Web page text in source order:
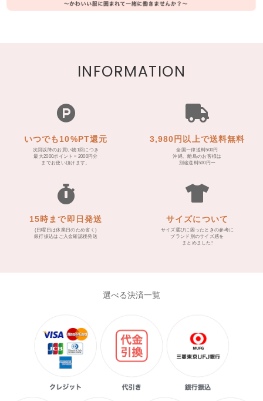
INFORMATION
いつでも10%PT還元
次回以降のお買い物1回につき
最大2000ポイント＝2000円分
までお使い頂けます。
3,980円以上で送料無料
全国一律送料500円
沖縄、離島のお客様は
別途送料500円〜
15時まで即日発送
(日曜日は休業日のため省く)
銀行振込はご入金確認後発送
サイズについて
サイズ選びに困ったときの参考に
ブランド別のサイズ感を
まとめました!
選べる決済一覧